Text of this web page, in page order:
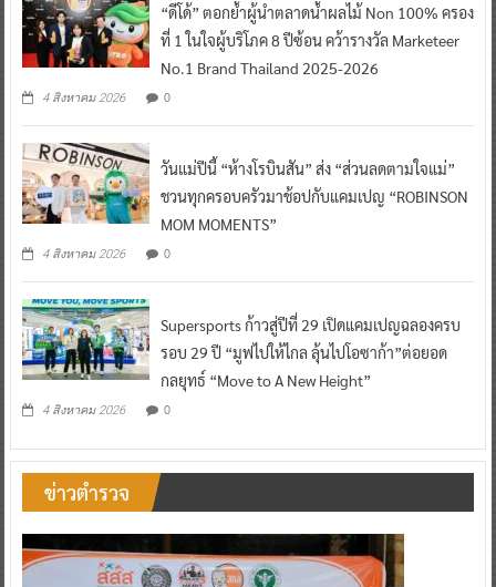
“ดีโด้” ตอกย้ำผู้นำตลาดน้ำผลไม้ Non 100% ครอง
ที่ 1 ในใจผู้บริโภค 8 ปีซ้อน คว้ารางวัล Marketeer
No.1 Brand Thailand 2025-2026
4 สิงหาคม 2026 0
วันแม่ปีนี้ “ห้างโรบินสัน” ส่ง “ส่วนลดตามใจแม่”
ชวนทุกครอบครัวมาช้อปกับแคมเปญ “ROBINSON
MOM MOMENTS”
4 สิงหาคม 2026 0
Supersports ก้าวสู่ปีที่ 29 เปิดแคมเปญฉลองครบ
รอบ 29 ปี “มูฟไปให้ไกล ลุ้นไปโอซาก้า”ต่อยอด
กลยุทธ์ “Move to A New Height”
4 สิงหาคม 2026 0
ข่าวตำรวจ